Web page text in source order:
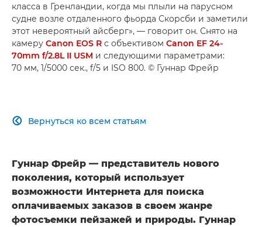
класса в Гренландии, когда мы плыли на парусном
судне возле отдаленного фьорда Скорсби и заметили
этот невероятный айсберг», — говорит он. Снято на
камеру Canon EOS R с объективом Canon EF 24-
70mm f/2.8L II USM и следующими параметрами:
70 мм, 1/5000 сек., f/5 и ISO 800. © Гуннар Фрейр
Вернуться ко всем статьям

Гуннар Фрейр — представитель нового
поколения, который использует
возможности Интернета для поиска
оплачиваемых заказов в своем жанре
фотосъемки пейзажей и природы. Гуннар